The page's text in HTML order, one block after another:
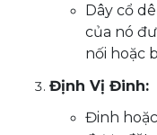
Dây cổ
của nó
nối hoặc
Định Vị Đinh:
Đinh